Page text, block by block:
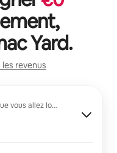
Yard.
revenus
vous allez louer ?